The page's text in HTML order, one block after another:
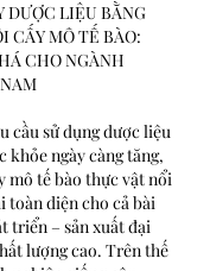
DƯỢC LIỆU BẰNG
CẤY MÔ TẾ BÀO:
CHO NGÀNH
cầu sử dụng dược liệu
khỏe ngày càng tăng,
mô tế bào thực vật nổi
toàn diện cho cả bài
triển – sản xuất đại
lượng cao. Trên thế